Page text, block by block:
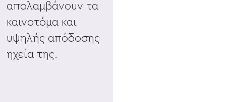
απολαμβάνουν τα
καινοτόμα και
υψηλής απόδοσης
ηχεία της.